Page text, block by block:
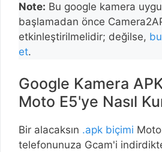
Note: Bu google kamera
başlamadan önce
etkinleştirilmelidir; değilse,
et.
Google Kamera
Moto E5'ye Nasıl
Bir alacaksın .apk biçimi
telefonunuza Gcam'i